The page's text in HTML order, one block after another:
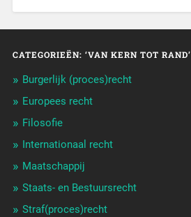
CATEGORIEËN: ‘VAN KERN TOT RAND’
Burgerlijk (proces)recht
Europees recht
Filosofie
Internationaal recht
Maatschappij
Staats- en Bestuursrecht
Straf(proces)recht